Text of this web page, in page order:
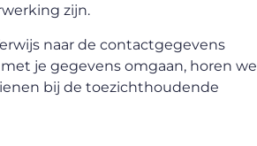
zijn.
naar de contactgegevens
je gegevens omgaan, horen we
bij de toezichthoudende